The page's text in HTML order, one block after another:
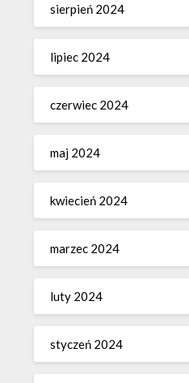
sierpień 2024
lipiec 2024
czerwiec 2024
maj 2024
kwiecień 2024
marzec 2024
luty 2024
styczeń 2024